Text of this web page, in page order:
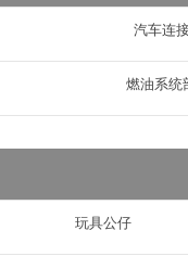
汽车连
燃油系统
玩具公仔